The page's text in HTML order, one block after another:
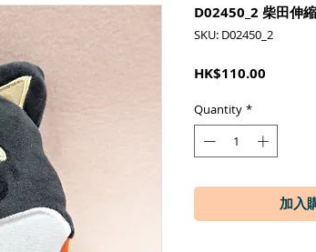
D02450_2 柴田伸
SKU: D02450_2
HK$110.00
Quantity *